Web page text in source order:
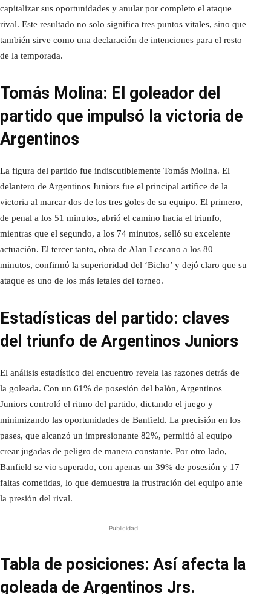
capitalizar sus oportunidades y anular por completo el ataque
rival. Este resultado no solo significa tres puntos vitales, sino que
también sirve como una declaración de intenciones para el resto
de la temporada.
Tomás Molina: El goleador del
partido que impulsó la victoria de
Argentinos
La figura del partido fue indiscutiblemente Tomás Molina. El
delantero de Argentinos Juniors fue el principal artífice de la
victoria al marcar dos de los tres goles de su equipo. El primero,
de penal a los 51 minutos, abrió el camino hacia el triunfo,
mientras que el segundo, a los 74 minutos, selló su excelente
actuación. El tercer tanto, obra de Alan Lescano a los 80
minutos, confirmó la superioridad del ‘Bicho’ y dejó claro que su
ataque es uno de los más letales del torneo.
Estadísticas del partido: claves
del triunfo de Argentinos Juniors
El análisis estadístico del encuentro revela las razones detrás de
la goleada. Con un 61% de posesión del balón, Argentinos
Juniors controló el ritmo del partido, dictando el juego y
minimizando las oportunidades de Banfield. La precisión en los
pases, que alcanzó un impresionante 82%, permitió al equipo
crear jugadas de peligro de manera constante. Por otro lado,
Banfield se vio superado, con apenas un 39% de posesión y 17
faltas cometidas, lo que demuestra la frustración del equipo ante
la presión del rival.
Publicidad
Tabla de posiciones: Así afecta la
goleada de Argentinos Jrs.